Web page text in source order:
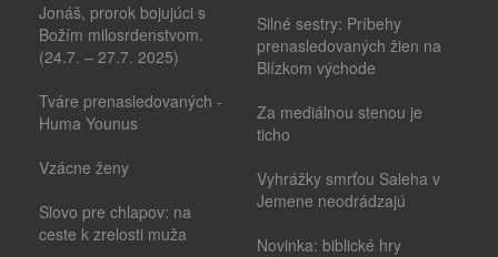
Jonáš, prorok bojujúci s
Božím milosrdenstvom.
(24.7. – 27.7. 2025)
Tváre prenasledovaných -
Huma Younus
Vzácne ženy
Slovo pre chlapov: na
ceste k zrelosti muža
Silné sestry: Príbehy
prenasledovaných žien na
Blízkom východe
Za mediálnou stenou je
ticho
Vyhrážky smrťou Saleha v
Jemene neodrádzajú
Novinka: biblické hry